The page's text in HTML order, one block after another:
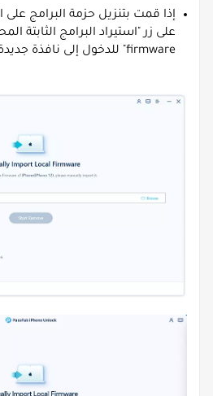
إذا قمت بتنزيل حزمة البرامج
firmware" للدخول إلى نافذة جديدة واستيرادها.